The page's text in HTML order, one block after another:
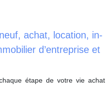
achat, location, in­
d’entreprise et
étape de votre vie achat